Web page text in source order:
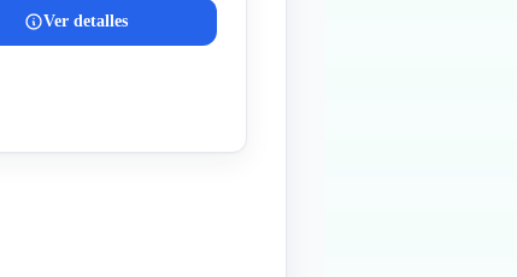
Ver detalles